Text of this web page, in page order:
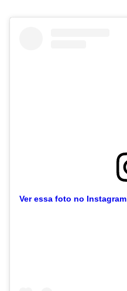
Ver essa foto no Instagram